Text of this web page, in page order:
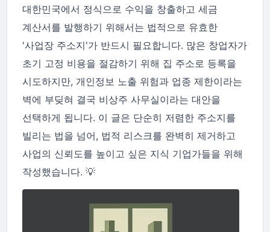
대한민국에서 정식으로 수익을 창출하고 세금
계산서를 발행하기 위해서는 법적으로 유효한
'사업장 주소지'가 반드시 필요합니다. 많은 창업자가
초기 고정 비용을 절감하기 위해 집 주소로 등록을
시도하지만, 개인정보 노출 위험과 업종 제한이라는
벽에 부딪혀 결국 비상주 사무실이라는 대안을
선택하게 됩니다. 이 글은 단순히 저렴한 주소지를
빌리는 법을 넘어, 법적 리스크를 완벽히 제거하고
사업의 신뢰도를 높이고 싶은 지식 기업가들을 위해
작성했습니다. 💡